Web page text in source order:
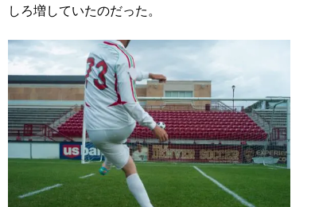
しろ増していたのだった。